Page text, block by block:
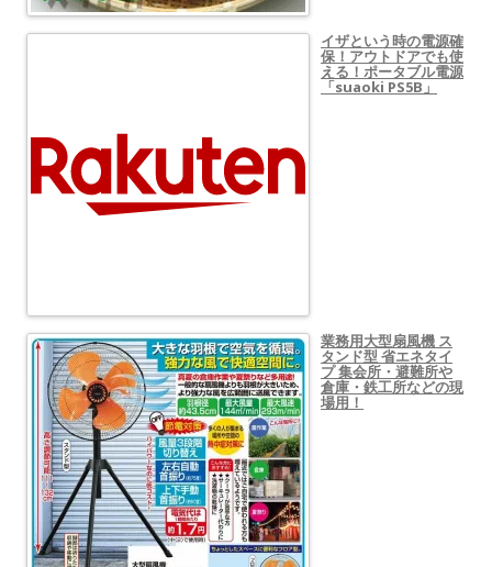
イザという時の電源確
保！アウトドアでも使
える！ポータブル電源
「suaoki PS5B」
業務用大型扇風機 ス
タンド型 省エネタイ
プ 集会所・避難所や
倉庫・鉄工所などの現
場用！